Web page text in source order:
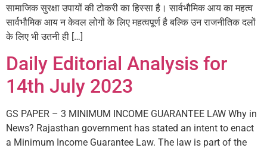
सामाजिक सुरक्षा उपायों की टोकरी का हिस्सा है। सार्वभौमिक आय का महत्व
सार्वभौमिक आय न केवल लोगों के लिए महत्वपूर्ण है बल्कि उन राजनीतिक दलों
के लिए भी उतनी ही […]
Daily Editorial Analysis for
14th July 2023
GS PAPER – 3 MINIMUM INCOME GUARANTEE LAW Why in
News? Rajasthan government has stated an intent to enact
a Minimum Income Guarantee Law. The law is part of the